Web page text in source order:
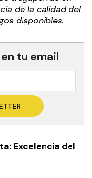
de la calidad del
disponibles.
tu email
Excelencia del